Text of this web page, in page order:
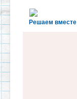
Решаем вместе